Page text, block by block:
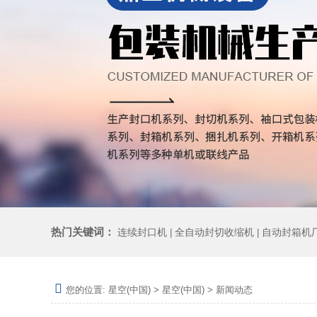
热门关键词： 连续封口机 全自动封切收缩机 自动封箱机
您的位置: 星空(中国) > 星空(中国) > 新闻动态